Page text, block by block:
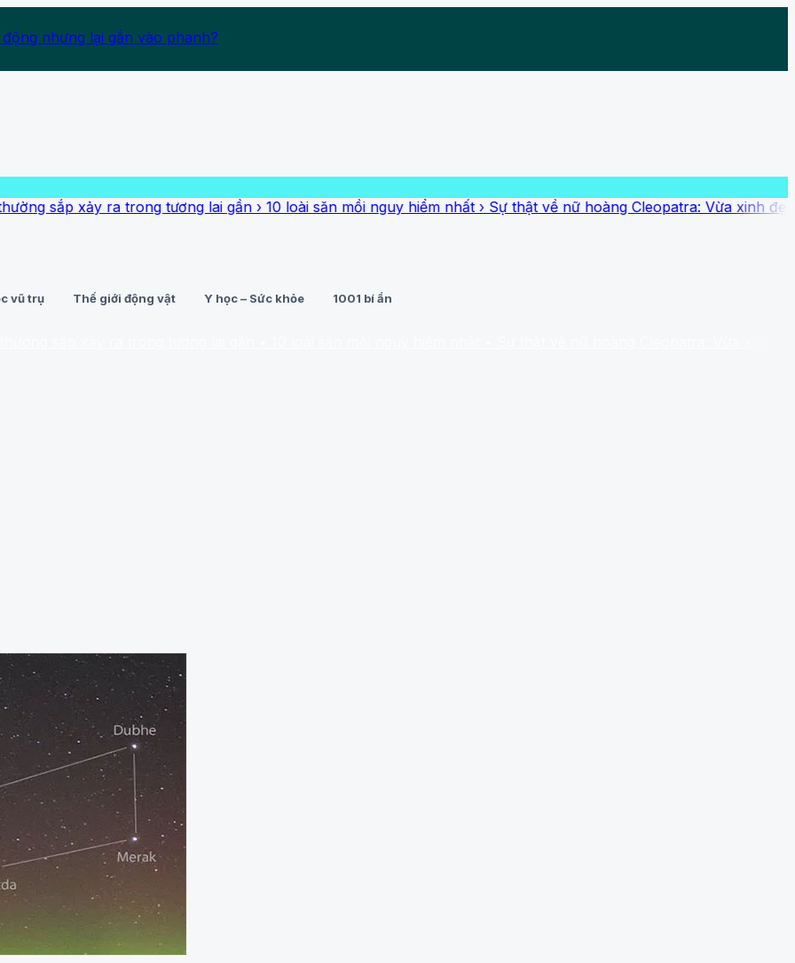
nhưng lại gắn vào phanh?
xảy ra trong tương lai gần›10 loài săn mồi nguy hiểm nhất›Sự thật về nữ hoàng Cleopatra: Vừa xinh đẹp vừa
vũ trụ Thế giới động vật Y học – Sức khỏe 1001 bí ẩn